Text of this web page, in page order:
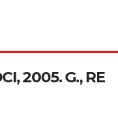
2005. G., RE